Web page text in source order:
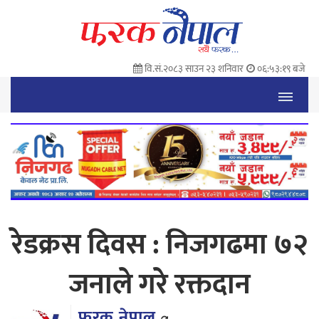
वि.सं.२०८३ साउन २३ शनिवार ०६:५३:२० बजे
रेडक्रस दिवस : निजगढमा ७२
जनाले गरे रक्तदान